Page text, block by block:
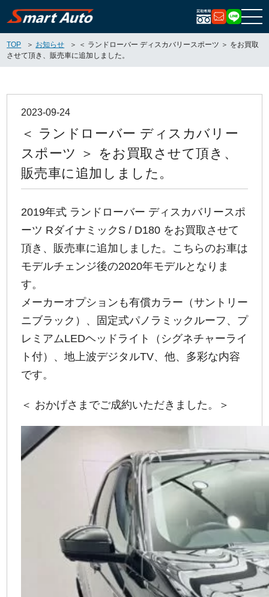
お問い合
LINE
TOP お知らせ
＜ ランドローバー ディスカバリースポーツ ＞ をお買取
させて頂き、販売車に追加しました。
2023-09-24
＜ ランドローバー ディスカバリー
スポーツ ＞ をお買取させて頂き、
販売車に追加しました。
2019年式 ランドローバー ディスカバリースポ
ーツ RダイナミックS / D180 をお買取させて
頂き、販売車に追加しました。こちらのお車は
モデルチェンジ後の2020年モデルとなりま
す。
メーカーオプションも有償カラー（サントリー
ニブラック）、固定式パノラミックルーフ、プ
レミアムLEDヘッドライト（シグネチャーライ
ト付）、地上波デジタルTV、他、多彩な内容
です。
＜ おかげさまでご成約いただきました。＞